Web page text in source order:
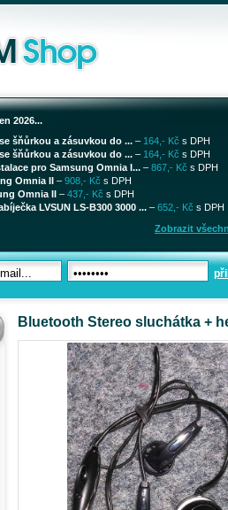
2026...
šňůrkou a zásuvkou do ... – 164,- Kč s DPH
šňůrkou a zásuvkou do ... – 164,- Kč s DPH
pro Samsung Omnia I... – 867,- Kč s DPH
Omnia II – 908,- Kč s DPH
Omnia II – 437,- Kč s DPH
LVSUN LS-B300 3000 ... – 652,- Kč s DPH
Zobrazit
Bluetooth Stereo sluchátka +